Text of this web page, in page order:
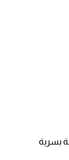
بسرية